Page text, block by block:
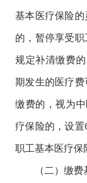
基本医疗保险
的，暂停享受
规定补清缴费
期发生的医疗
缴费的，视为
疗保险的，设
职工基本医疗保
（二）缴费